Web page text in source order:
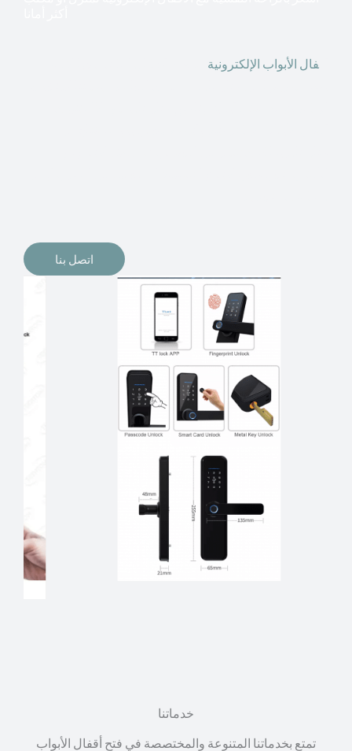
فال الأبواب الإلكترونية
اتصل بنا
خدماتنا
تمتع بخدماتنا المتنوعة والمختصصة في فتح أقفال الأبواب